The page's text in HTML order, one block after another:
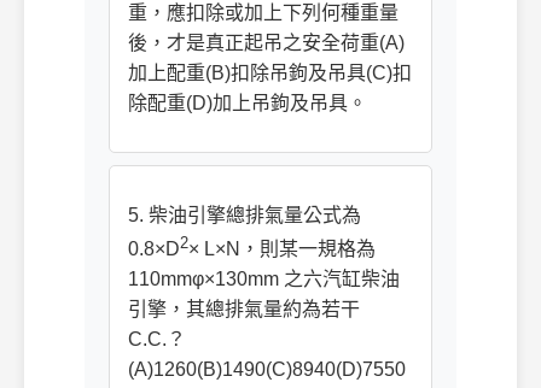
重，應扣除或加上下列何種重量
後，才是真正起吊之安全荷重(A)
加上配重(B)扣除吊鉤及吊具(C)扣
除配重(D)加上吊鉤及吊具。
5. 柴油引擎總排氣量公式為
0.8×D2× L×N，則某一規格為
110mmφ×130mm 之六汽缸柴油
引擎，其總排氣量約為若干
C.C.？
(A)1260(B)1490(C)8940(D)7550